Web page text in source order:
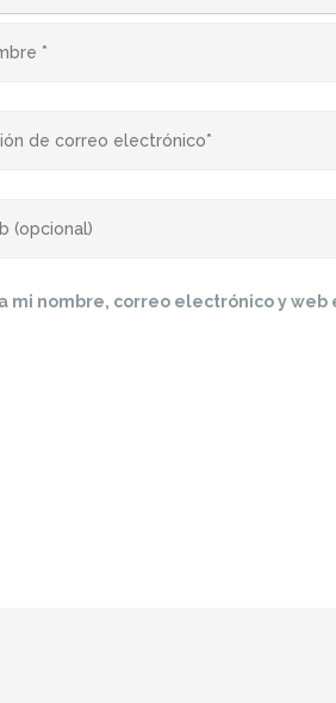
mi nombre, correo electrónico y